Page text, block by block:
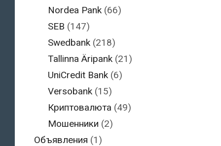
Nordea Pank (66)
SEB (147)
Swedbank (218)
Tallinna Äripank (21)
UniCredit Bank (6)
Versobank (15)
Криптовалюта (49)
Мошенники (2)
Объявления (1)